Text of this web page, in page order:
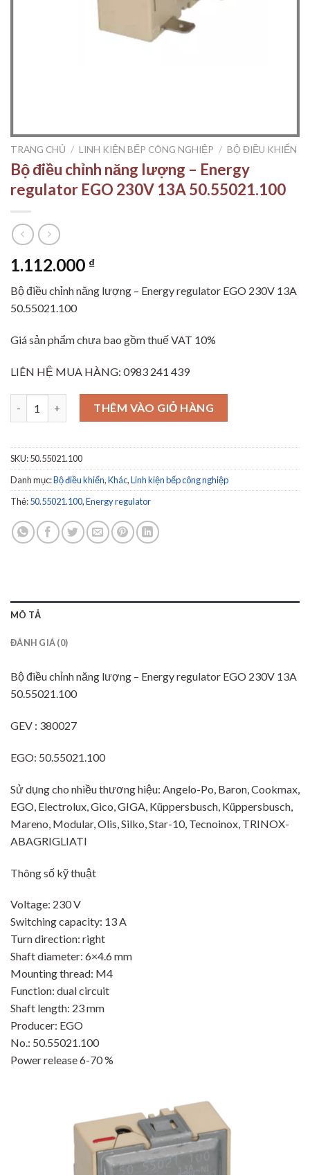
TRANG CHỦ / LINH KIỆN BẾP CÔNG NGHIỆP / BỘ ĐIỀU KHIỂN
Bộ điều chỉnh năng lượng – Energy
regulator EGO 230V 13A 50.55021.100
1.112.000 ₫
Bộ điều chỉnh năng lượng – Energy regulator EGO 230V 13A
50.55021.100
Giá sản phẩm chưa bao gồm thuế VAT 10%
LIÊN HỆ MUA HÀNG: 0983 241 439
Bộ điều chỉnh năng lượng - Energy regulator EGO 230V 13A
THÊM VÀO GIỎ HÀNG
SKU:50.55021.100
Danh mục:Bộ điều khiển,Khác,Linh kiện bếp công nghiệp
Thẻ:50.55021.100,Energy regulator
MÔ TẢ
ĐÁNH GIÁ (0)
Bộ điều chỉnh năng lượng – Energy regulator EGO 230V 13A
50.55021.100
GEV : 380027
EGO: 50.55021.100
Sử dụng cho nhiều thương hiệu: Angelo-Po, Baron, Cookmax,
EGO, Electrolux, Gico, GIGA, Küppersbusch, Küppersbusch,
Mareno, Modular, Olis, Silko, Star-10, Tecnoinox, TRINOX-
ABAGRIGLIATI
Thông số kỹ thuật
Voltage: 230 V
Switching capacity: 13 A
Turn direction: right
Shaft diameter: 6×4.6 mm
Mounting thread: M4
Function: dual circuit
Shaft length: 23 mm
Producer: EGO
No.: 50.55021.100
Power release 6-70 %